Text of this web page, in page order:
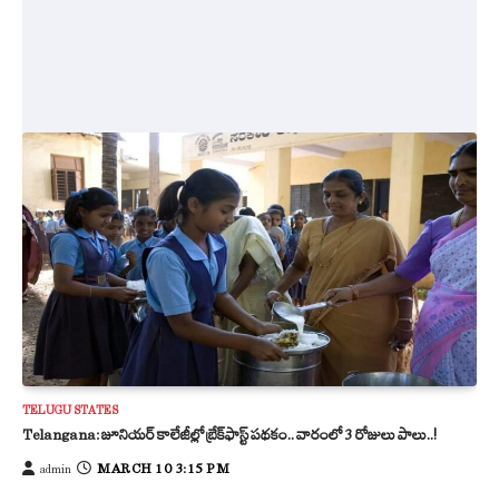
TELUGU STATES
Telangana: జూనియర్‌ కాలేజీల్లో బ్రేక్‌ఫాస్ట్‌ పథకం.. వారంలో 3 రోజులు పాలు..!
admin MARCH 10 3:15 PM